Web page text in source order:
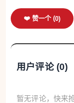
❤️ 赞一个 (0)
用户评论 (0)
暂无评论，快来